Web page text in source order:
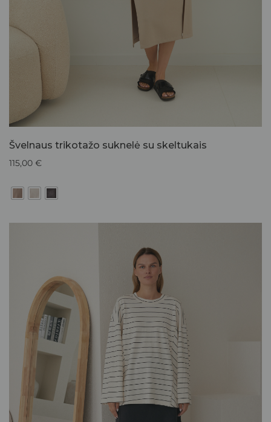
Švelnaus trikotažo suknelė su skeltukais
115,00 €